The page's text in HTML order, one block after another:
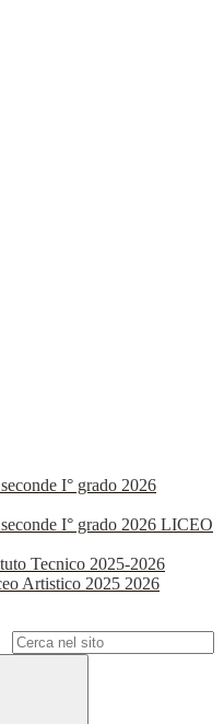
I° grado 2026
I° grado 2026 LICEO
Tecnico 2025-2026
Artistico 2025 2026